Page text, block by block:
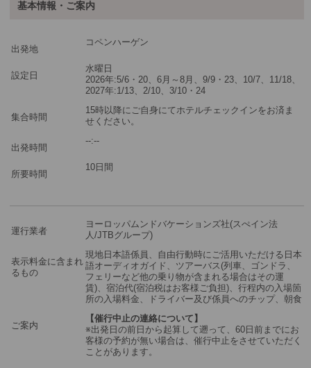
最少催行人数
ツアーコード 2606874
※3名様参加時＝3名様1室を手配します。
※2名様参加時＝2名様1室を手配します。
※1名様参加時＝1名様1室のを手配します。
基本情報・ご案内
出発地
コペンハーゲン
設定日
水曜日
2026年:5/6・20、6月～8月、9/9・23、10/7、11/18、
2027年:1/13、2/10、3/10・24
集合時間
15時以降にご自身にてホテルチェックインをお済ま
せください。
出発時間
--:--
所要時間
10日間
運行業者
ヨーロッパムンドバケーションズ社(スぺイン法
人/JTBグループ)
表示料金に含まれ
るもの
現地日本語係員、自由行動時にご活用いただける日本
語オーディオガイド、ツアーバス(列車、ゴンドラ、
フェリーなど他の乗り物が含まれる場合はその運
賃)、宿泊代(宿泊税はお客様ご負担)、行程内の入場箇
所の入場料金、ドライバー及び係員へのチップ、朝食
ご案内
【催行中止の連絡について】
※出発日の前日から起算して遡って、60日前までにお
客様の予約が無い場合は、催行中止をさせていただく
ことがあります。